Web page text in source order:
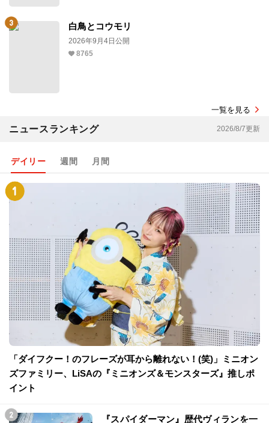
白鳥とコウモリ
2026年9月4日公開
8765
一覧を見る
ニュースランキング 2026/8/7更新
デイリー 週間 月間
「ダイフクー！のフレーズが耳から離れない！(笑)」ミニオン
ズファミリー、LiSAの『ミニオンズ＆モンスターズ』推しポ
イント
『スパイダーマン』歴代ヴィランを一